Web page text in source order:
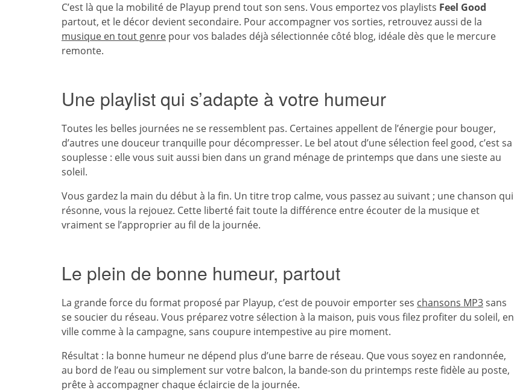
C’est là que la mobilité de Playup prend tout son sens. Vous emportez vos playlists Feel Good
partout, et le décor devient secondaire. Pour accompagner vos sorties, retrouvez aussi de la
musique en tout genre pour vos balades déjà sélectionnée côté blog, idéale dès que le mercure
remonte.
Une playlist qui s’adapte à votre humeur
Toutes les belles journées ne se ressemblent pas. Certaines appellent de l’énergie pour bouger,
d’autres une douceur tranquille pour décompresser. Le bel atout d’une sélection feel good, c’est sa
souplesse : elle vous suit aussi bien dans un grand ménage de printemps que dans une sieste au
soleil.
Vous gardez la main du début à la fin. Un titre trop calme, vous passez au suivant ; une chanson qui
résonne, vous la rejouez. Cette liberté fait toute la différence entre écouter de la musique et
vraiment se l’approprier au fil de la journée.
Le plein de bonne humeur, partout
La grande force du format proposé par Playup, c’est de pouvoir emporter ses chansons MP3sans
se soucier du réseau. Vous préparez votre sélection à la maison, puis vous filez profiter du soleil, en
ville comme à la campagne, sans coupure intempestive au pire moment.
Résultat : la bonne humeur ne dépend plus d’une barre de réseau. Que vous soyez en randonnée,
au bord de l’eau ou simplement sur votre balcon, la bande-son du printemps reste fidèle au poste,
prête à accompagner chaque éclaircie de la journée.